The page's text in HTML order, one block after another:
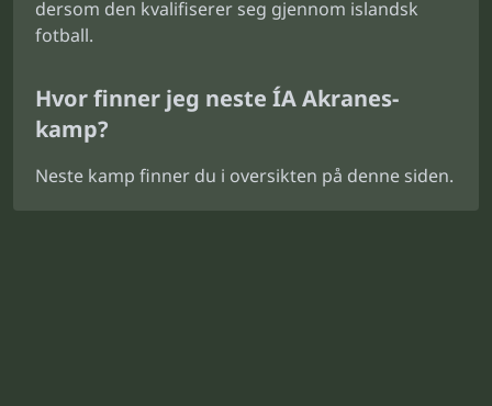
dersom den kvalifiserer seg gjennom islandsk
fotball.
Hvor finner jeg neste ÍA Akranes-
kamp?
Neste kamp finner du i oversikten på denne siden.